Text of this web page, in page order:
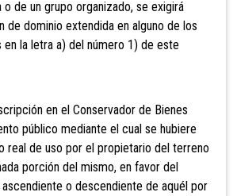
de un grupo organizado, se exigirá
de dominio extendida en alguno de los
en la letra a) del número 1) de este
en el Conservador de Bienes
público mediante el cual se hubiere
real de uso por el propietario del terreno
porción del mismo, en favor del
o descendiente de aquél por